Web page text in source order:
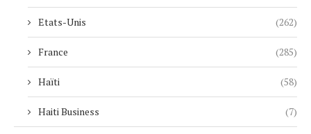
Etats-Unis (262)
France (285)
Haïti (58)
Haiti Business (7)